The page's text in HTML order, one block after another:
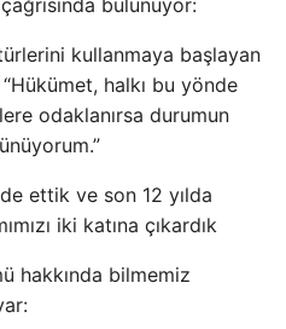
bulunuyor:
kullanmaya başlayan
halkı bu yönde
odaklanırsa durumun
ettik ve son 12 yılda
iki katına çıkardık
hakkında bilmemiz